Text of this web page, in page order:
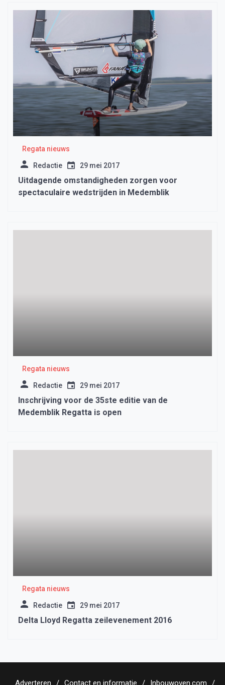
Regata nieuws
Redactie 29 mei 2017
Uitdagende omstandigheden zorgen voor
spectaculaire wedstrijden in Medemblik
Regata nieuws
Redactie 29 mei 2017
Inschrijving voor de 35ste editie van de
Medemblik Regatta is open
Regata nieuws
Redactie 29 mei 2017
Delta Lloyd Regatta zeilevenement 2016
Adverteren Contact en informatie Inbouwoven.com